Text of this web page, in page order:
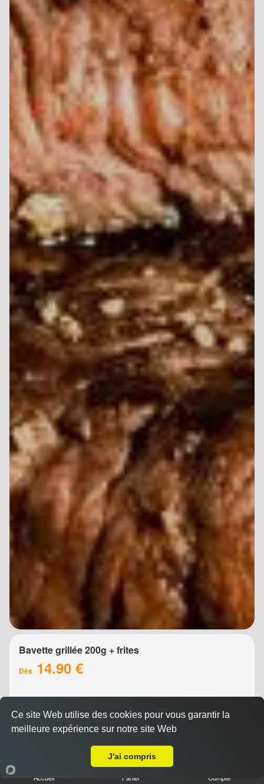
Bavette grillée 200g + frites
Dès 14.90 €
Accueil Panier Compte
Ce site Web utilise des cookies pour vous garantir la
meilleure expérience sur notre site Web
J'ai compris